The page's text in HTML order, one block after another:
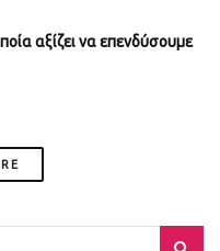
αξίζει να επενδύσουμε